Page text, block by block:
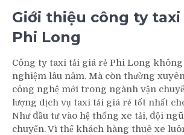
Giới thiệu công ty
Phi Long
Công ty taxi tải giá rẻ Phi Long
nghiệm lâu năm. Mà còn thường
công nghệ mới trong ngành vận
lượng dịch vụ taxi tải giá rẻ tốt nhất
Như đầu tư vào hệ thống xe tải, đội
chuyển. Vì thế khách hàng thuê xe